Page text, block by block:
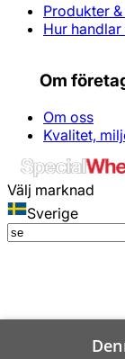
Produkter
Hur
Om
Om oss
Kvalitet,
Välj marknad
Sverige